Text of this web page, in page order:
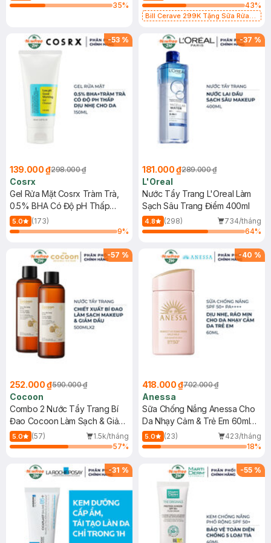
35% 43%
Bill Cerave 299K Tặng Sữa Rửa
-53 %
139.000 ₫298.000 ₫
Cosrx
Gel Rửa Mặt Cosrx Tràm Trà,
0.5% BHA Có Độ pH Thấp
150ml
5.0
(173)
9%
-37 %
181.000 ₫289.000 ₫
L'Oreal
Nước Tẩy Trang L'Oreal Làm
Sạch Sâu Trang Điểm 400ml
4.8 (298)
734/tháng
64%
-57 %
252.000 ₫590.000 ₫
Cocoon
Combo 2 Nước Tẩy Trang Bí
Đao Cocoon Làm Sạch & Giảm
Dầu 500ml
5.0 (57)
1.5k/tháng
57%
-40 %
418.000 ₫702.000 ₫
Anessa
Sữa Chống Nắng Anessa Cho
Da Nhạy Cảm & Trẻ Em 60ml
(Mới)
5.0 (23)
423/tháng
18%
-31 % -55 %